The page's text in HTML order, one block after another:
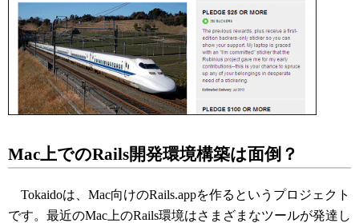
Mac上でのRails開発環境構築は面倒？
Tokaidoは、Mac向けのRails.appを作るというプロジェクト
です。最近のMac上のRails環境はさまざまなツールが発達し